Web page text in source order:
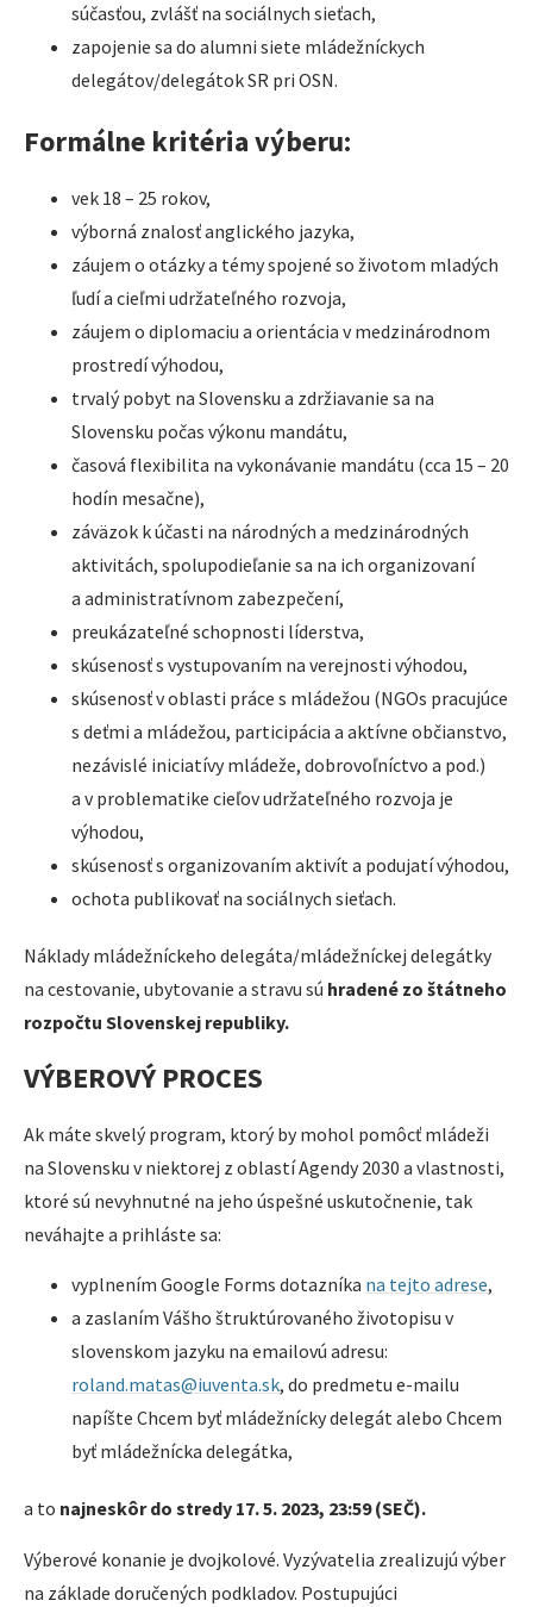
súčasťou, zvlášť na sociálnych sieťach,
zapojenie sa do alumni siete mládežníckych
delegátov/delegátok SR pri OSN.
Formálne kritéria výberu:
vek 18 – 25 rokov,
výborná znalosť anglického jazyka,
záujem o otázky a témy spojené so životom mladých
ľudí a cieľmi udržateľného rozvoja,
záujem o diplomaciu a orientácia v medzinárodnom
prostredí výhodou,
trvalý pobyt na Slovensku a zdržiavanie sa na
Slovensku počas výkonu mandátu,
časová flexibilita na vykonávanie mandátu (cca 15 – 20
hodín mesačne),
záväzok k účasti na národných a medzinárodných
aktivitách, spolupodieľanie sa na ich organizovaní
a administratívnom zabezpečení,
preukázateľné schopnosti líderstva,
skúsenosť s vystupovaním na verejnosti výhodou,
skúsenosť v oblasti práce s mládežou (NGOs pracujúce
s deťmi a mládežou, participácia a aktívne občianstvo,
nezávislé iniciatívy mládeže, dobrovoľníctvo a pod.)
a v problematike cieľov udržateľného rozvoja je
výhodou,
skúsenosť s organizovaním aktivít a podujatí výhodou,
ochota publikovať na sociálnych sieťach.
Náklady mládežníckeho delegáta/mládežníckej delegátky
na cestovanie, ubytovanie a stravu sú hradené zo štátneho
rozpočtu Slovenskej republiky.
VÝBEROVÝ PROCES
Ak máte skvelý program, ktorý by mohol pomôcť mládeži
na Slovensku v niektorej z oblastí Agendy 2030 a vlastnosti,
ktoré sú nevyhnutné na jeho úspešné uskutočnenie, tak
neváhajte a prihláste sa:
vyplnením Google Forms dotazníka na tejto adrese,
a zaslaním Vášho štruktúrovaného životopisu v
slovenskom jazyku na emailovú adresu:
roland.matas@iuventa.sk, do predmetu e-mailu
napíšte Chcem byť mládežnícky delegát alebo Chcem
byť mládežnícka delegátka,
a to najneskôr do stredy 17. 5. 2023, 23:59 (SEČ).
Výberové konanie je dvojkolové. Vyzývatelia zrealizujú výber
na základe doručených podkladov. Postupujúci